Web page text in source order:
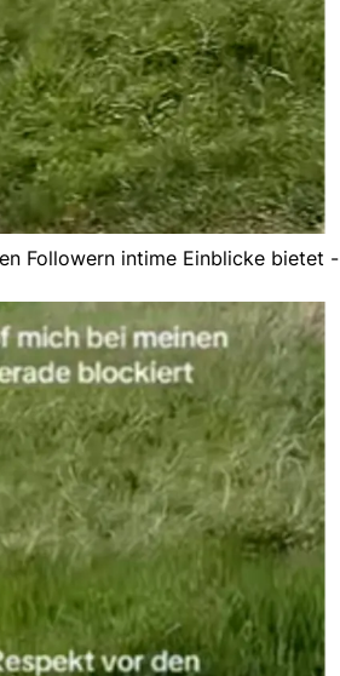
Followern intime Einblicke bietet -